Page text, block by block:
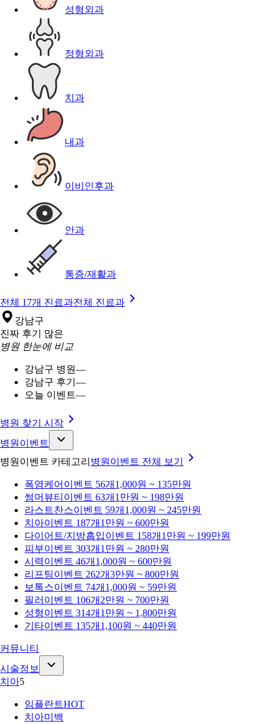
성형외과
정형외과
치과
내과
이비인후과
안과
통증/재활과
전체 17개 진료과전체 진료과
강남구
진짜 후기 많은
병원 한눈에 비교
강남구 병원—
강남구 후기 —
오늘 이벤트—
병원 찾기 시작
병원이벤트
병원이벤트 카테고리 병원이벤트 전체 보기
폭염케어 이벤트 56개 1,000원 ~ 135만원
썸머뷰티 이벤트 63개 1만원 ~ 198만원
라스트찬스이벤트 59개 1,000원 ~ 245만원
치아이벤트 187개 1만원 ~ 600만원
다이어트/지방흡입이벤트 158개 1만원 ~ 199만원
피부이벤트 303개 1만원 ~ 280만원
시력이벤트 46개 1,000원 ~ 600만원
리프팅이벤트 262개3만원 ~ 800만원
보톡스이벤트 74개 1,000원 ~ 59만원
필러 이벤트 106개 2만원 ~ 700만원
성형이벤트 314개 1만원 ~ 1,800만원
기타이벤트 135개 1,100원 ~ 440만원
커뮤니티
시술정보
치아5
임플란트HOT
치아미백